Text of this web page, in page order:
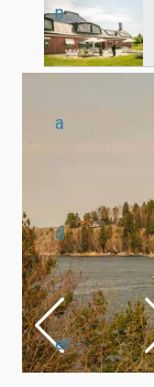
n
a
d
er